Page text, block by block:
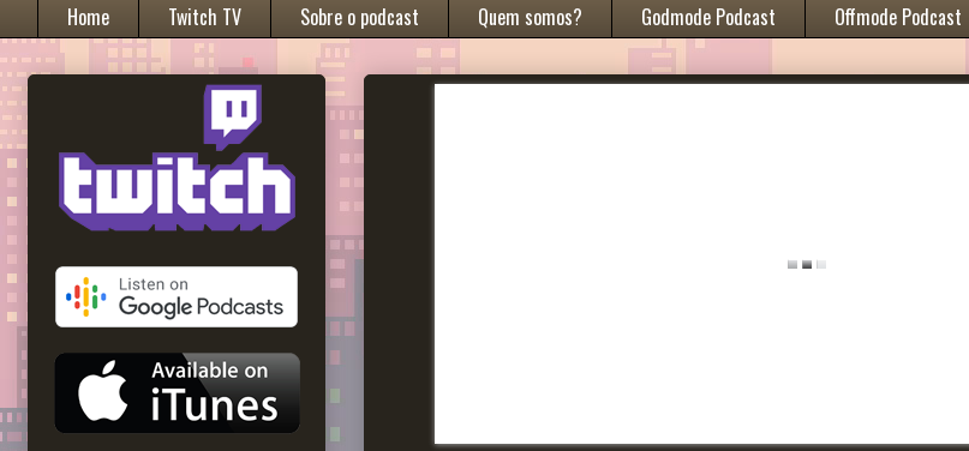
Home Twitch TV Sobre o podcast Quem somos? Godmode Podcast Offmode Podcast